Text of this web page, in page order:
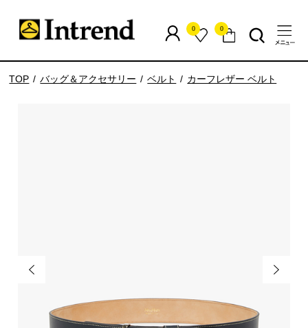
0 0
TOP バッグ＆アクセサリー ベルト カーフレザー ベルト